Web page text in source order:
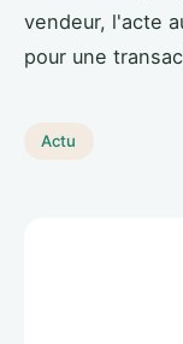
vendeur, l'acte
pour une
Actu